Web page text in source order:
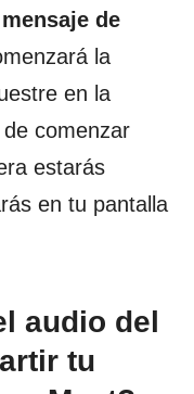
de
la
en la
comenzar
estarás
en tu pantalla
audio del
tu